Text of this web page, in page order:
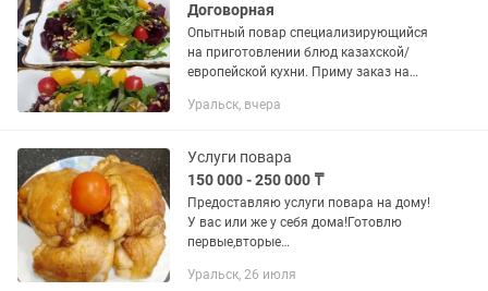
Договорная
Опытный повар специализирующийся
на приготовлении блюд казахской/
европейской кухни. Приму заказ на
т.д. Приготовлю для вас праздничный
Уральск, вчера
Услуги повара
150 000 - 250 000 ₸
Предоставляю услуги повара на дому!
У вас или же у себя дома!Готовлю
первые,вторые
саки,беляши,пирожки и многое
Уральск, 26 июля